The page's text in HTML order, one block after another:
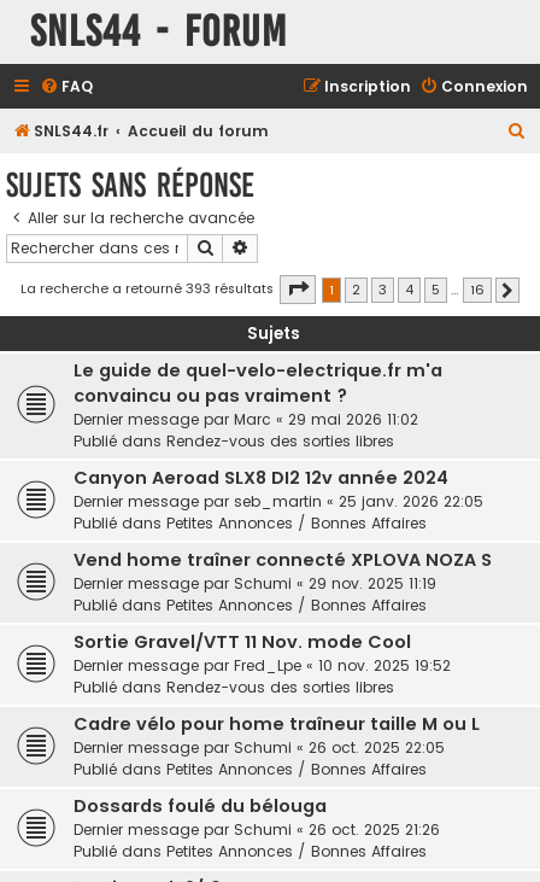
SNLS44 - Forum
FAQ Connexion
Inscription
SNLS44.fr Accueil du forum
c
h
Sujets sans réponse
Aller sur la recherche avancée
Rechercher
La recherche a retourné 393 résultats Page 1sur16
1 2 3 4 5 … 16
Sujets
Le guide de quel-velo-electrique.fr m'a
convaincu ou pas vraiment ?
Dernier message par Marc « 29 mai 2026 11:02
Publié dans Rendez-vous des sorties libres
Canyon Aeroad SLX8 DI2 12v année 2024
Dernier message par seb_martin « 25 janv. 2026 22:05
Publié dans Petites Annonces / Bonnes Affaires
Vend home traîner connecté XPLOVA NOZA S
Dernier message par Schumi « 29 nov. 2025 11:19
Publié dans Petites Annonces / Bonnes Affaires
Sortie Gravel/VTT 11 Nov. mode Cool
Dernier message par Fred_Lpe « 10 nov. 2025 19:52
Publié dans Rendez-vous des sorties libres
Cadre vélo pour home traîneur taille M ou L
Dernier message par Schumi « 26 oct. 2025 22:05
Publié dans Petites Annonces / Bonnes Affaires
Dossards foulé du bélouga
Dernier message par Schumi « 26 oct. 2025 21:26
Publié dans Petites Annonces / Bonnes Affaires